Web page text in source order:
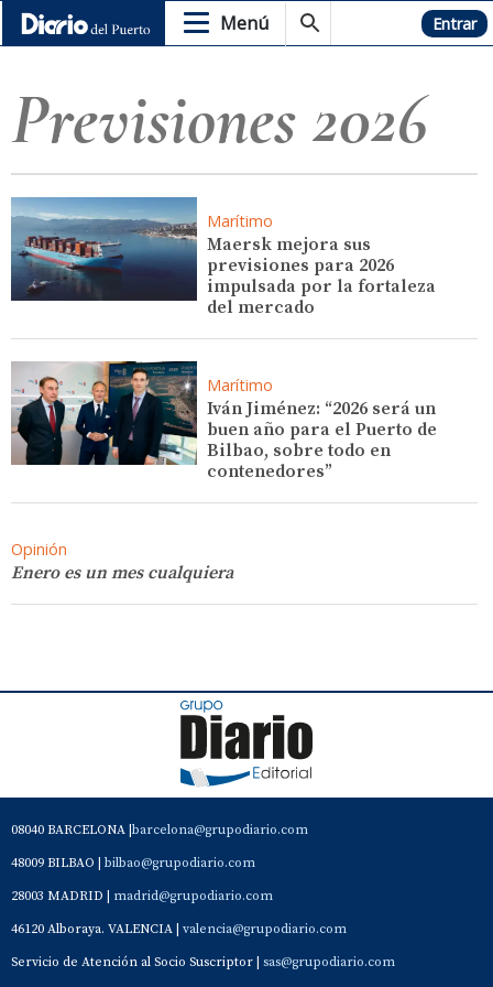
Menú Hemeroteca Entrar
Previsiones 2026
Marítimo
Maersk mejora sus
previsiones para 2026
impulsada por la fortaleza
del mercado
Marítimo
Iván Jiménez: “2026 será un
buen año para el Puerto de
Bilbao, sobre todo en
contenedores”
Opinión
Enero es un mes cualquiera
08040 BARCELONA | barcelona@grupodiario.com
48009 BILBAO | bilbao@grupodiario.com
28003 MADRID | madrid@grupodiario.com
46120 Alboraya. VALENCIA | valencia@grupodiario.com
Servicio de Atención al Socio Suscriptor | sas@grupodiario.com